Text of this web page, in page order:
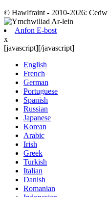
© Hawlfraint - 2010-2026:
Anfon E-bost
x
[javascript][/javascript]
English
French
German
Portuguese
Spanish
Russian
Japanese
Korean
Arabic
Irish
Greek
Turkish
Italian
Danish
Romanian